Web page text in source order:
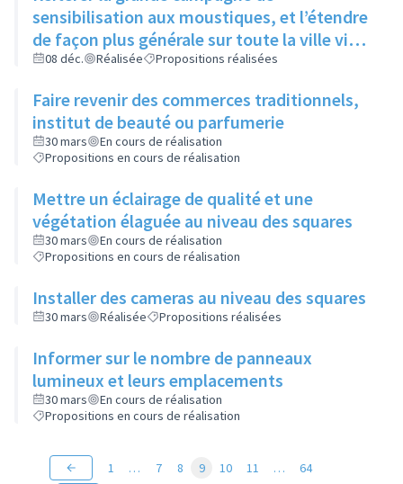
sensibilisation aux moustiques, et l’étendre
de façon plus générale sur toute la ville via
ses réseaux sociaux et canaux de diffusion
08 déc. Réalisée Propositions réalisées
Faire revenir des commerces traditionnels,
institut de beauté ou parfumerie
30 mars
En cours de réalisation
Propositions en cours de réalisation
Mettre un éclairage de qualité et une
végétation élaguée au niveau des squares
30 mars
En cours de réalisation
Propositions en cours de réalisation
Installer des cameras au niveau des squares
30 mars Réalisée Propositions réalisées
Informer sur le nombre de panneaux
lumineux et leurs emplacements
30 mars
En cours de réalisation
Propositions en cours de réalisation
1 … 7 8 9 10 11 … 64